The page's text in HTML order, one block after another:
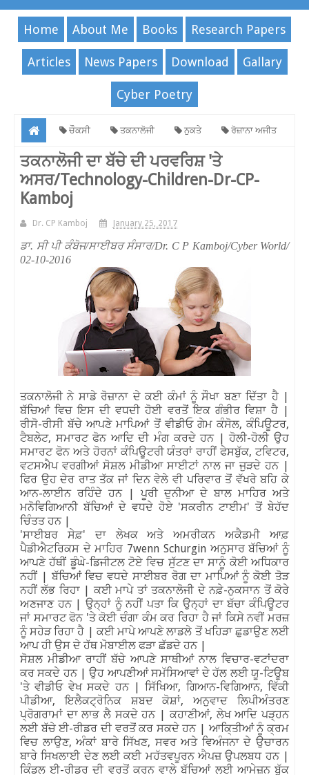
Home About Me Books Research Papers
Articles News Papers Download Gallary
Cyber Poetry
ਚੌਕਸੀ ਤਕਨਾਲੋਜੀ ਨੁਕਤੇ ਰੋਜ਼ਾਨਾ ਅਜੀਤ
ਤਕਨਾਲੋਜੀ ਦਾ ਬੱਚੇ ਦੀ ਪਰਵਰਿਸ਼ 'ਤੇ ਅਸਰ/Technology-Children-Dr-CP-
Kamboj
ਤਕਨਾਲੋਜੀ ਦਾ ਬੱਚੇ ਦੀ ਪਰਵਰਿਸ਼ 'ਤੇ
ਅਸਰ/Technology-Children-Dr-CP-
Kamboj
Dr. CP Kamboj January 25, 2017
ਡਾ. ਸੀ ਪੀ ਕੰਬੋਜ/ਸਾਈਬਰ ਸੰਸਾਰ/Dr. C P Kamboj/Cyber World/
02-10-2016
ਤਕਨਾਲੋਜੀ ਨੇ ਸਾਡੇ ਰੋਜ਼ਾਨਾ ਦੇ ਕਈ ਕੰਮਾਂ ਨੂੰ ਸੌਖਾ ਬਣਾ ਦਿੱਤਾ ਹੈ |
ਬੱਚਿਆਂ ਵਿਚ ਇਸ ਦੀ ਵਧਦੀ ਹੋਈ ਵਰਤੋਂ ਇਕ ਗੰਭੀਰ ਵਿਸ਼ਾ ਹੈ |
ਰੀਸੋ-ਰੀਸੀ ਬੱਚੇ ਆਪਣੇ ਮਾਪਿਆਂ ਤੋਂ ਵੀਡੀਓ ਗੇਮ ਕੰਸੋਲ, ਕੰਪਿਊਟਰ,
ਟੈਬਲੇਟ, ਸਮਾਰਟ ਫੋਨ ਆਦਿ ਦੀ ਮੰਗ ਕਰਦੇ ਹਨ | ਹੋਲੀ-ਹੋਲੀ ਉਹ
ਸਮਾਰਟ ਫੋਨ ਅਤੇ ਹੋਰਨਾਂ ਕੰਪਿਊਟਰੀ ਯੰਤਰਾਂ ਰਾਹੀਂ ਫੇਸਬੁੱਕ, ਟਵਿਟਰ,
ਵਟਸਐਪ ਵਰਗੀਆਂ ਸੋਸ਼ਲ ਮੀਡੀਆ ਸਾਈਟਾਂ ਨਾਲ ਜਾ ਜੁੜਦੇ ਹਨ |
ਫਿਰ ਉਹ ਦੇਰ ਰਾਤ ਤੱਕ ਜਾਂ ਦਿਨ ਵੇਲੇ ਵੀ ਪਰਿਵਾਰ ਤੋਂ ਵੱਖਰੇ ਬਹਿ ਕੇ
ਆਨ-ਲਾਈਨ ਰਹਿੰਦੇ ਹਨ | ਪੂਰੀ ਦੁਨੀਆ ਦੇ ਬਾਲ ਮਾਹਿਰ ਅਤੇ
ਮਨੋਵਿਗਿਆਨੀ ਬੱਚਿਆਂ ਦੇ ਵਧਦੇ ਹੋਏ 'ਸਕਰੀਨ ਟਾਈਮ' ਤੋਂ ਬੇਹੱਦ
ਚਿੰਤਤ ਹਨ |
'ਸਾਈਬਰ ਸੇਫ਼' ਦਾ ਲੇਖਕ ਅਤੇ ਅਮਰੀਕਨ ਅਕੈਡਮੀ ਆਫ਼
ਪੈਡੀਐਟਰਿਕਸ ਦੇ ਮਾਹਿਰ 7wenn Schurgin ਅਨੁਸਾਰ ਬੱਚਿਆਂ ਨੂੰ
ਆਪਣੇ ਹੱਥੀਂ ਡੂੰਘੇ-ਡਿਜੀਟਲ ਟੋਏ ਵਿਚ ਸੁੱਟਣ ਦਾ ਸਾਨੂੰ ਕੋਈ ਅਧਿਕਾਰ
ਨਹੀਂ | ਬੱਚਿਆਂ ਵਿਚ ਵਧਦੇ ਸਾਈਬਰ ਰੋਗ ਦਾ ਮਾਪਿਆਂ ਨੂੰ ਕੋਈ ਤੋੜ
ਨਹੀਂ ਲੱਭ ਰਿਹਾ | ਕਈ ਮਾਪੇ ਤਾਂ ਤਕਨਾਲੋਜੀ ਦੇ ਨਫ਼ੇ-ਨੁਕਸਾਨ ਤੋਂ ਕੋਰੇ
ਅਣਜਾਣ ਹਨ | ਉਨ੍ਹਾਂ ਨੂੰ ਨਹੀਂ ਪਤਾ ਕਿ ਉਨ੍ਹਾਂ ਦਾ ਬੱਚਾ ਕੰਪਿਊਟਰ
ਜਾਂ ਸਮਾਰਟ ਫੋਨ 'ਤੇ ਕੋਈ ਚੰਗਾ ਕੰਮ ਕਰ ਰਿਹਾ ਹੈ ਜਾਂ ਕਿਸੇ ਨਵੀਂ ਮਰਜ਼
ਨੂੰ ਸਹੇੜ ਰਿਹਾ ਹੈ | ਕਈ ਮਾਪੇ ਆਪਣੇ ਲਾਡਲੇ ਤੋਂ ਖਹਿੜਾ ਛੁਡਾਉਣ ਲਈ
ਆਪ ਹੀ ਉਸ ਦੇ ਹੱਥ ਮੋਬਾਈਲ ਫੜਾ ਛੱਡਦੇ ਹਨ |
ਸੋਸ਼ਲ ਮੀਡੀਆ ਰਾਹੀਂ ਬੱਚੇ ਆਪਣੇ ਸਾਥੀਆਂ ਨਾਲ ਵਿਚਾਰ-ਵਟਾਂਦਰਾ
ਕਰ ਸਕਦੇ ਹਨ | ਉਹ ਆਪਣੀਆਂ ਸਮੱਸਿਆਵਾਂ ਦੇ ਹੱਲ ਲਈ ਯੂ-ਟਿਊਬ
'ਤੇ ਵੀਡੀਓ ਵੇਖ ਸਕਦੇ ਹਨ | ਸਿੱਖਿਆ, ਗਿਆਨ-ਵਿਗਿਆਨ, ਵਿੱਕੀ
ਪੀਡੀਆ, ਇਲੈਕਟ੍ਰੋਨਿਕ ਸ਼ਬਦ ਕੋਸ਼ਾਂ, ਅਨੁਵਾਦ ਲਿਪੀਅੰਤਰਣ
ਪ੍ਰੋਗਰਾਮਾਂ ਦਾ ਲਾਭ ਲੈ ਸਕਦੇ ਹਨ | ਕਹਾਣੀਆਂ, ਲੇਖ ਆਦਿ ਪੜ੍ਹਨ
ਲਈ ਬੱਚੇ ਈ-ਰੀਡਰ ਦੀ ਵਰਤੋਂ ਕਰ ਸਕਦੇ ਹਨ | ਆਕਿ੍ਤੀਆਂ ਨੂੰ ਕ੍ਰਮ
ਵਿਚ ਲਾਉਣ, ਅੰਕਾਂ ਬਾਰੇ ਸਿੱਖਣ, ਸਵਰ ਅਤੇ ਵਿਅੰਜਨਾ ਦੇ ਉਚਾਰਨ
ਬਾਰੇ ਸਿਖਲਾਈ ਦੇਣ ਲਈ ਕਈ ਮਹੱਤਵਪੂਰਨ ਐਪਜ਼ ਉਪਲਬਧ ਹਨ |
ਕਿੰਡਲ ਈ-ਰੀਡਰ ਦੀ ਵਰਤੋਂ ਕਰਨ ਵਾਲੇ ਬੱਚਿਆਂ ਲਈ ਆਮੇਜ਼ਨ ਬੁੱਕ